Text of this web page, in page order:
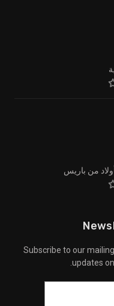
Subscribe to our
updates